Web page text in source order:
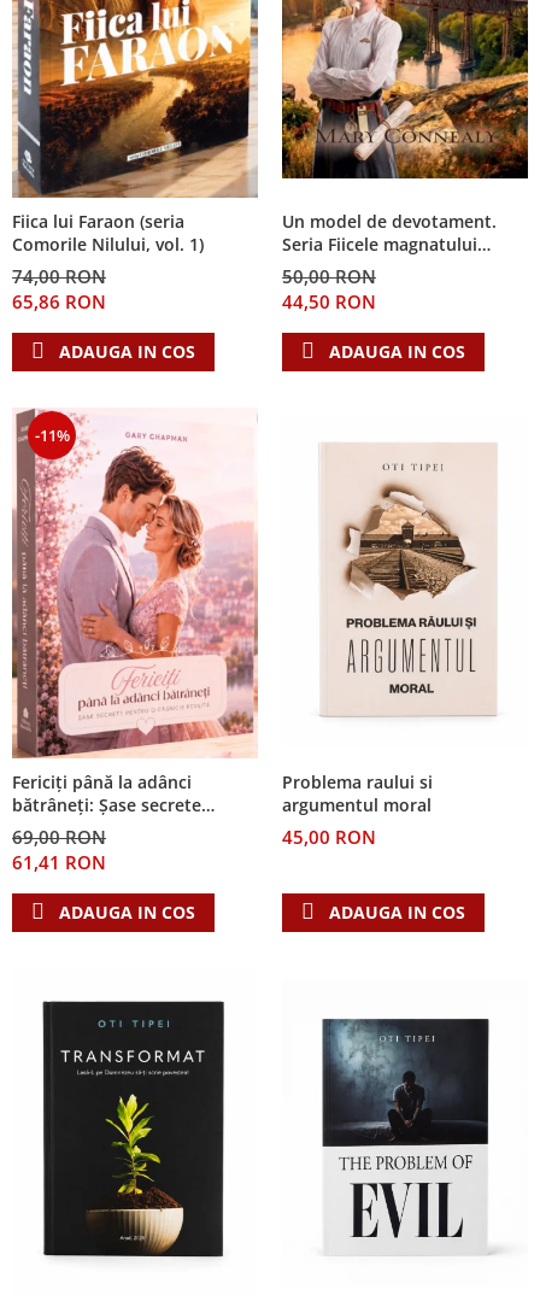
Fiica lui Faraon (seria
Comorile Nilului, vol. 1)
74,00 RON
65,86 RON
ADAUGA IN COS
Un model de devotament.
Seria Fiicele magnatului
forestier 3
50,00 RON
44,50 RON
ADAUGA IN COS
-11%
Fericiți până la adânci
bătrâneți: Șase secrete
pentru o căsnicie reușită
69,00 RON
61,41 RON
ADAUGA IN COS
Problema raului si
argumentul moral
45,00 RON
ADAUGA IN COS